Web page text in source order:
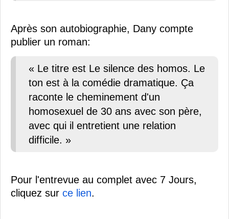
Après son autobiographie, Dany compte
publier un roman:
« Le titre est Le silence des homos. Le
ton est à la comédie dramatique. Ça
raconte le cheminement d'un
homosexuel de 30 ans avec son père,
avec qui il entretient une relation
difficile. »
Pour l'entrevue au complet avec 7 Jours,
cliquez sur ce lien.